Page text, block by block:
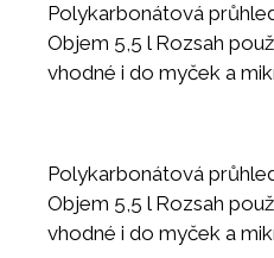
Polykarbonátová
Objem 5,5 l Rozsah
vhodné i do myček a
Polykarbonátová
Objem 5,5 l Rozsah
vhodné i do myček a